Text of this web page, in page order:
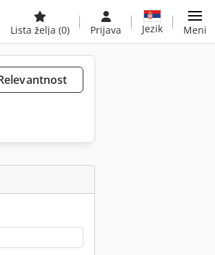
Lista želja (0) Prijava Jezik Meni